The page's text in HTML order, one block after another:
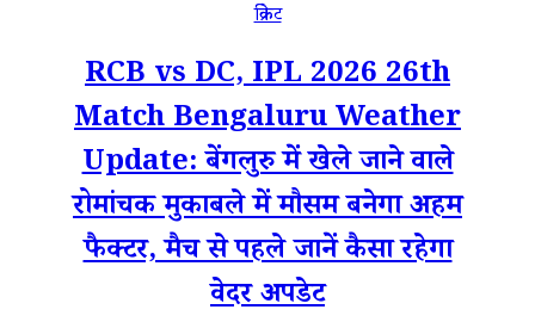
क्रिकेट
RCB vs DC, IPL 2026 26th
Match Bengaluru Weather
Update: बेंगलुरु में खेले जाने वाले
रोमांचक मुकाबले में मौसम बनेगा अहम
फैक्टर, मैच से पहले जानें कैसा रहेगा
वेदर अपडेट